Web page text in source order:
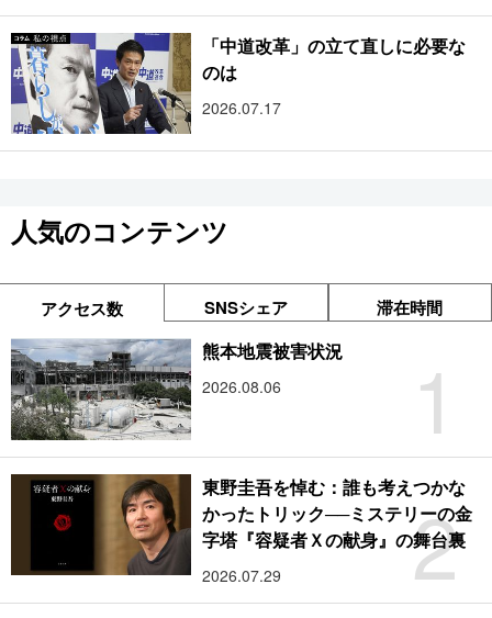
「中道改革」の立て直しに必要な
のは
2026.07.17
人気のコンテンツ
アクセス数 SNSシェア 滞在時間
1
熊本地震被害状況
2026.08.06
2
東野圭吾を悼む：誰も考えつかな
かったトリック──ミステリーの金
字塔『容疑者Ｘの献身』の舞台裏
2026.07.29